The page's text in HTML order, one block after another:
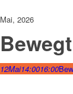
Mai, 2026
12Mai14:0016:00